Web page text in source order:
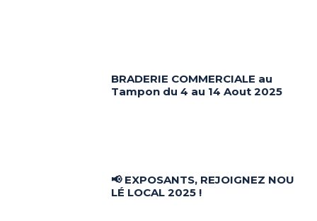
BRADERIE COMMERCIALE au
Tampon du 4 au 14 Aout 2025
📢 EXPOSANTS, REJOIGNEZ NOU
LÉ LOCAL 2025 !